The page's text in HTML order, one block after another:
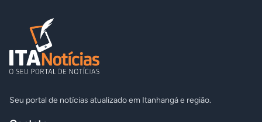
Seu portal de notícias atualizado em Itanhangá e região.